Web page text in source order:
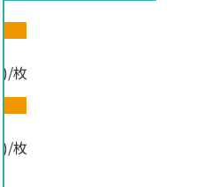
)/枚
)/枚